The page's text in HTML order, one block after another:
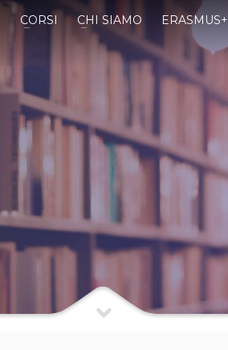
CORSI CHI SIAMO ERASMUS+